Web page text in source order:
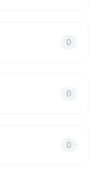
0
0
0